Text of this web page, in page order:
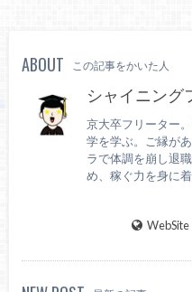
ABOUT この記事をかいた人
シャイニング
京大卒フリーター
学を学ぶ。ご縁が
ラで体調を崩し退
め、稼ぐ力を身に
WebSite